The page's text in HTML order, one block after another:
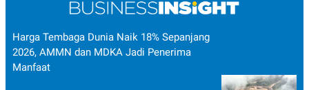
Harga Tembaga Dunia Naik 18% Sepanjang
2026, AMMN dan MDKA Jadi Penerima
Manfaat